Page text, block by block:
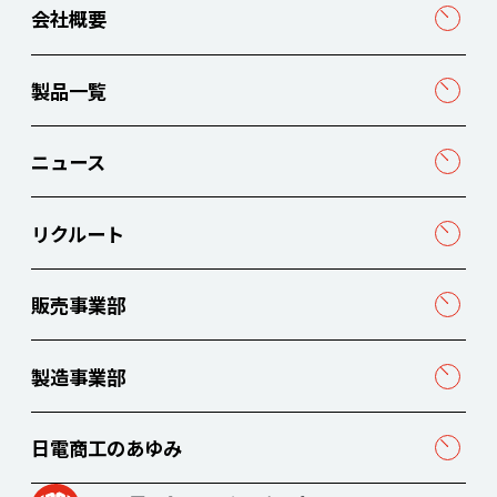
会社概要
製品一覧
ニュース
リクルート
販売事業部
製造事業部
日電商工のあゆみ